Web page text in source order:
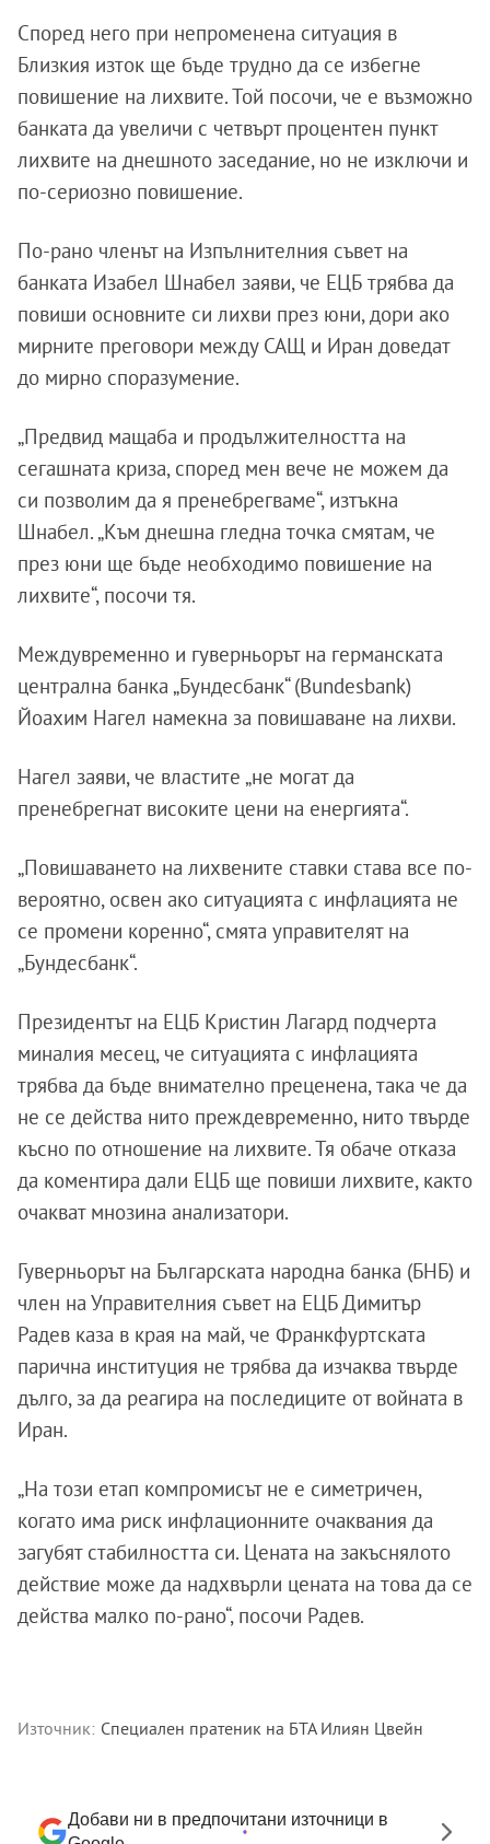
Според него при непроменена ситуация в
Близкия изток ще бъде трудно да се избегне
повишение на лихвите. Той посочи, че е възможно
банката да увеличи с четвърт процентен пункт
лихвите на днешното заседание, но не изключи и
по-сериозно повишение.
По-рано членът на Изпълнителния съвет на
банката Изабел Шнабел заяви, че ЕЦБ трябва да
повиши основните си лихви през юни, дори ако
мирните преговори между САЩ и Иран доведат
до мирно споразумение.
„Предвид мащаба и продължителността на
сегашната криза, според мен вече не можем да
си позволим да я пренебрегваме“, изтъкна
Шнабел. „Към днешна гледна точка смятам, че
през юни ще бъде необходимо повишение на
лихвите“, посочи тя.
Междувременно и гуверньорът на германската
централна банка „Бундесбанк“ (Bundesbank)
Йоахим Нагел намекна за повишаване на лихви.
Нагел заяви, че властите „не могат да
пренебрегнат високите цени на енергията“.
„Повишаването на лихвените ставки става все по-
вероятно, освен ако ситуацията с инфлацията не
се промени коренно“, смята управителят на
„Бундесбанк“.
Президентът на ЕЦБ Кристин Лагард подчерта
миналия месец, че ситуацията с инфлацията
трябва да бъде внимателно преценена, така че да
не се действа нито преждевременно, нито твърде
късно по отношение на лихвите. Тя обаче отказа
да коментира дали ЕЦБ ще повиши лихвите, както
очакват мнозина анализатори.
Гуверньорът на Българската народна банка (БНБ) и
член на Управителния съвет на ЕЦБ Димитър
Радев каза в края на май, че Франкфуртската
парична институция не трябва да изчаква твърде
дълго, за да реагира на последиците от войната в
Иран.
„На този етап компромисът не е симетричен,
когато има риск инфлационните очаквания да
загубят стабилността си. Цената на закъснялото
действие може да надхвърли цената на това да се
действа малко по-рано“, посочи Радев.
Източник: Специален пратеник на БТА Илиян Цвейн
Добави ни в предпочитани източници в